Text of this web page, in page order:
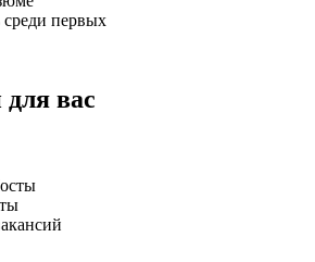
первых
вас